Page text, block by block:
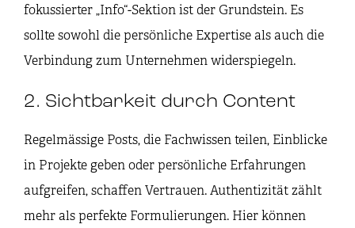
fokussierter „Info“-Sektion ist der Grundstein. Es
sollte sowohl die persönliche Expertise als auch die
Verbindung zum Unternehmen widerspiegeln.
2. Sichtbarkeit durch Content
Regelmässige Posts, die Fachwissen teilen, Einblicke
in Projekte geben oder persönliche Erfahrungen
aufgreifen, schaffen Vertrauen. Authentizität zählt
mehr als perfekte Formulierungen. Hier können